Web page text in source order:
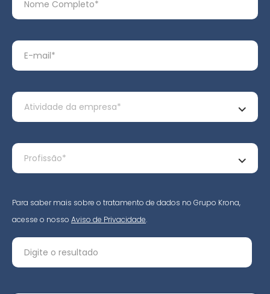
Para saber mais sobre o tratamento de dados no Grupo Krona,
acesse o nosso Aviso de Privacidade.